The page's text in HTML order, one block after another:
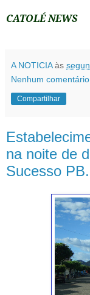
CATOLÉ NEWS
A NOTICIA às
Nenhum
Compartilhar
na noite de
Sucesso PB.